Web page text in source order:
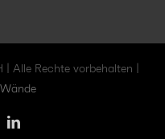
Alle Rechte vorbehalten |
LinkedIn